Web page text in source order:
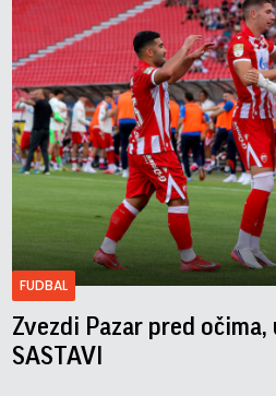
FUDBAL
Zvezdi Pazar pred
SASTAVI